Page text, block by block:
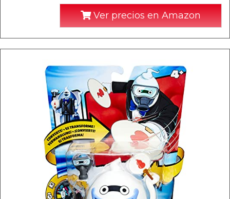
Ver precios en Amazon